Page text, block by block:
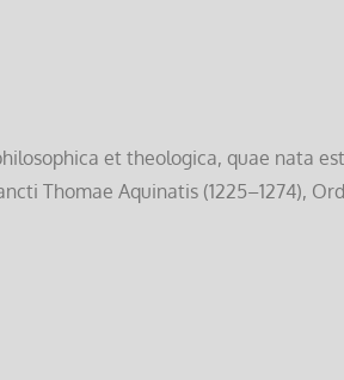
et theologica, quae nata
Thomae Aquinatis (1225–1274),